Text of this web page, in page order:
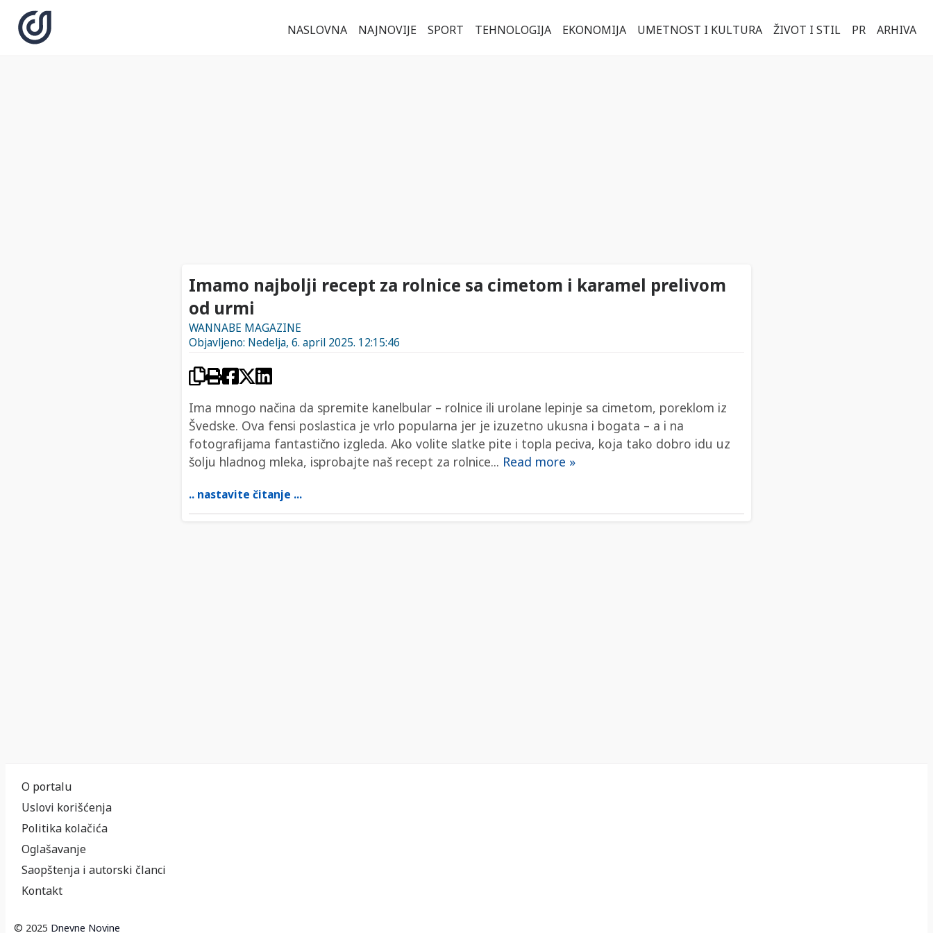
NASLOVNA NAJNOVIJE SPORT TEHNOLOGIJA EKONOMIJA UMETNOST I KULTURA ŽIVOT I STIL PR ARHIVA
Imamo najbolji recept za rolnice sa cimetom i karamel prelivom
od urmi
WANNABE MAGAZINE
Objavljeno: Nedelja, 6. april 2025. 12:15:46
Ima mnogo načina da spremite kanelbular – rolnice ili urolane lepinje sa cimetom, poreklom iz
Švedske. Ova fensi poslastica je vrlo popularna jer je izuzetno ukusna i bogata – a i na
fotografijama fantastično izgleda. Ako volite slatke pite i topla peciva, koja tako dobro idu uz
šolju hladnog mleka, isprobajte naš recept za rolnice... Read more »
.. nastavite čitanje ...
O portalu
Uslovi korišćenja
Politika kolačića
Oglašavanje
Saopštenja i autorski članci
Kontakt
© 2025 Dnevne Novine